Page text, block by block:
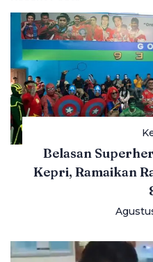
Belasan
Kepri, Ramaikan